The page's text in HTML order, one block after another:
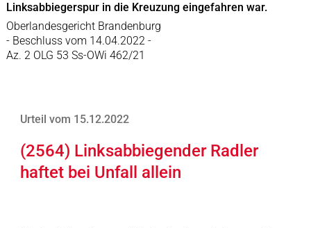
Linksabbiegerspur in die Kreuzung eingefahren war.
Oberlandesgericht Brandenburg
- Beschluss vom 14.04.2022 -
Az. 2 OLG 53 Ss-OWi 462/21
Urteil vom 15.12.2022
(2564) Linksabbiegender Radler
haftet bei Unfall allein